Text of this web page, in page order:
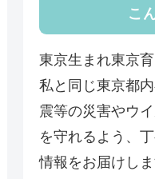
こ
東京生まれ東京
私と同じ東京都
震等の災害やウ
を守れるよう、
情報をお届けしま